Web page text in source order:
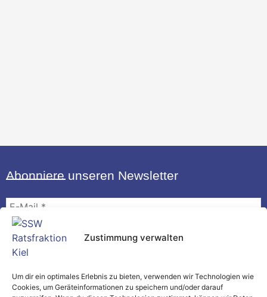
Zustimmung verwalten
Um dir ein optimales Erlebnis zu bieten, verwenden wir Technologien wie
Cookies, um Geräteinformationen zu speichern und/oder darauf
Abonniere unseren Newsletter
Mail
wollen und erlaubst uns entsprechend unsererDatenschutzerklärung
die Speicherung derjenigen Daten, die wir benötigen, um diesen